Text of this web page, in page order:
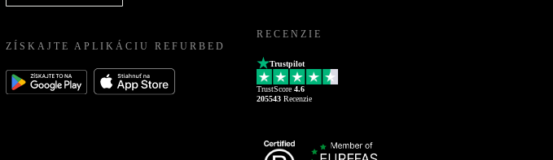
ZÍSKAJTE APLIKÁCIU REFURBED
RECENZIE
Trustpilot
TrustScore 4.6
205543 Recenzie